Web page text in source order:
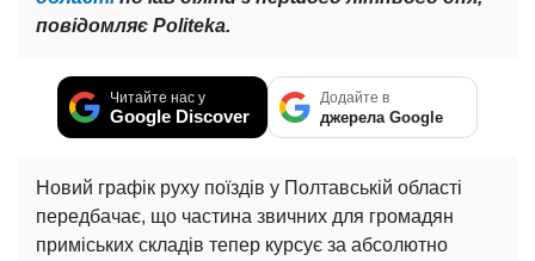
повідомляє Politeka.
Читайте нас у
Google Discover
Додайте в
джерела Google
Новий графік руху поїздів у Полтавській області
передбачає, що частина звичних для громадян
приміських складів тепер курсує за абсолютно